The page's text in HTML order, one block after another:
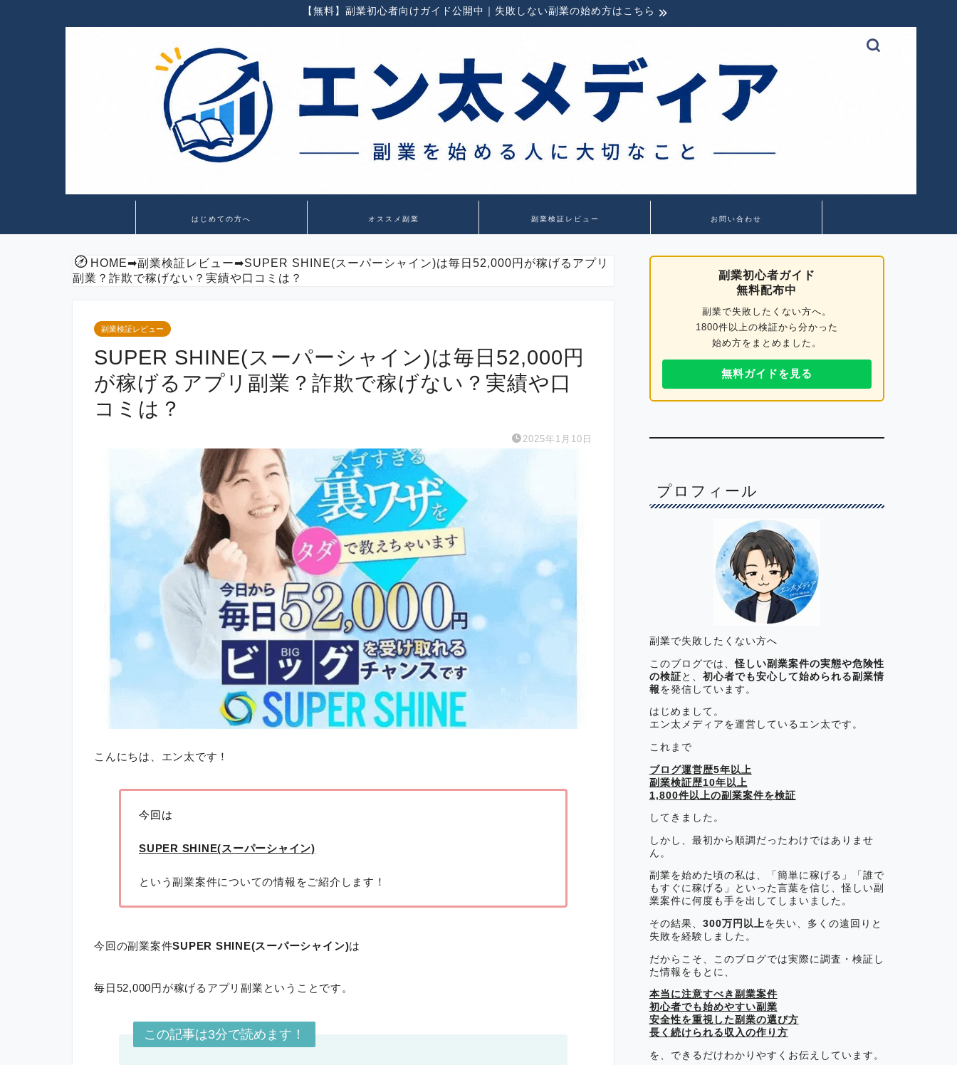
【無料】副業初心者向けガイド公開中｜失敗しない副業の始め方はこちら
はじめての方へ オススメ副業 副業検証レビュー お問い合わせ
HOME➡副業検証レビュー➡SUPER SHINE(スーパーシャイン)は毎日52,000円が稼げるアプリ
副業？詐欺で稼げない？実績や口コミは？
副業検証レビュー
SUPER SHINE(スーパーシャイン)は毎日52,000円
が稼げるアプリ副業？詐欺で稼げない？実績や口
コミは？
2025年1月10日
こんにちは、エン太です！
今回は
SUPER SHINE(スーパーシャイン)
という副業案件についての情報をご紹介します！
今回の副業案件SUPER SHINE(スーパーシャイン)は
毎日52,000円が稼げるアプリ副業ということです。
この記事は3分で読めます！
副業初心者ガイド
無料配布中
副業で失敗したくない方へ。
1800件以上の検証から分かった
始め方をまとめました。
無料ガイドを見る
プロフィール
副業で失敗したくない方へ
このブログでは、怪しい副業案件の実態や危険性
の検証 と、 初心者でも安心して始められる副業情
報 を発信しています。
はじめまして。
エン太メディアを運営しているエン太です。
これまで
ブログ運営歴5年以上
副業検証歴10年以上
1,800件以上の副業案件を検証
してきました。
しかし、最初から順調だったわけではありませ
ん。
副業を始めた頃の私は、「簡単に稼げる」「誰で
もすぐに稼げる」といった言葉を信じ、怪しい副
業案件に何度も手を出してしまいました。
その結果、 300万円以上 を失い、多くの遠回りと
失敗を経験しました。
だからこそ、このブログでは実際に調査・検証し
た情報をもとに、
本当に注意すべき副業案件
初心者でも始めやすい副業
安全性を重視した副業の選び方
長く続けられる収入の作り方
を、できるだけわかりやすくお伝えしています。